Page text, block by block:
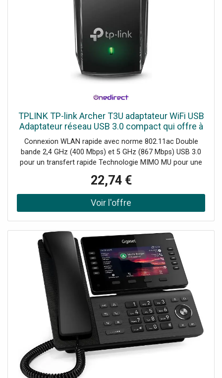
TPLINK TP-link Archer T3U adaptateur WiFi USB
Adaptateur réseau USB 3.0 compact qui offre à
votre PC une connexion WiFi rapide et fiable.
Connexion WLAN rapide avec norme 802.11ac Double
bande 2,4 GHz (400 Mbps) et 5 GHz (867 Mbps) USB 3.0
pour un transfert rapide Technologie MIMO MU pour une
compact et portable Sécurité renforcée avec cryptage
WPA3 Compatible Windows et macOS Installation et
configuration faciles
22,74 €